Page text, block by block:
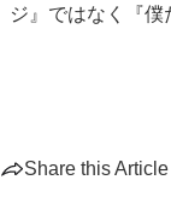
ジ』ではなく『僕
Share this Article